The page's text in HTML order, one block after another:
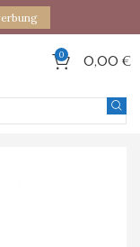
0 0,00 €